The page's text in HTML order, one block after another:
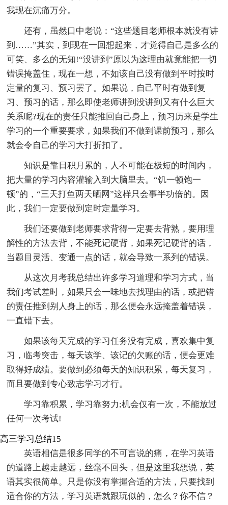
我现在沉痛万分。
还有，虽然口中老说：“这些题目老师根本就没有讲
到……”其实，到现在一回想起来，才觉得自己是多么的
可笑、多么的无知!“没讲到”原以为这理由就竟能把一切
错误掩盖住，现在一想，不如该自己没有做到平时按时
定量的复习、预习罢了。如果说，自己平时有做到复
习、预习的话，那么即使老师讲到没讲到又有什么巨大
关系呢?现在的责任只能推回自己身上，预习历来是学生
学习的一个重要要求，如果我们不做到课前预习，那么
就会令自己的学习大打折扣了。
知识是靠日积月累的，人不可能在极短的时间内，
把大量的学习内容灌输入到大脑里去。“饥一顿饱一
顿”的，“三天打鱼两天晒网”这样只会事半功倍的。因
此，我们一定要做到定时定量学习。
我们还要做到老师要求背得一定要去背熟，要用理
解性的方法去背，不能死记硬背，如果死记硬背的话，
当题目灵活、变通一点的话，就会导致一系列的错误。
从这次月考我总结出许多学习道理和学习方式，当
我们考试差时，如果只会一味地去找理由的话，或把错
的责任推到别人身上的话，那么便会永远掩盖着错误，
一直错下去。
如果该每天完成的学习任务没有完成，喜欢集中复
习，临考突击，每天该学、该记的欠账的话，便会更难
取得好成绩。要做到必须每天的知识积累，每天复习，
而且要做到专心致志学习才行。
学习靠积累，学习靠努力;机会仅有一次，不能放过
任何一次考试!
高三学习总结15
英语相信是很多同学的不可言说的痛，在学习英语
的道路上越走越远，丝毫不回头，但是这里我想说，英
语其实很简单。只是你没有掌握合适的方法，只要找到
适合你的方法，学习英语就跟玩似的，怎么？你不信？